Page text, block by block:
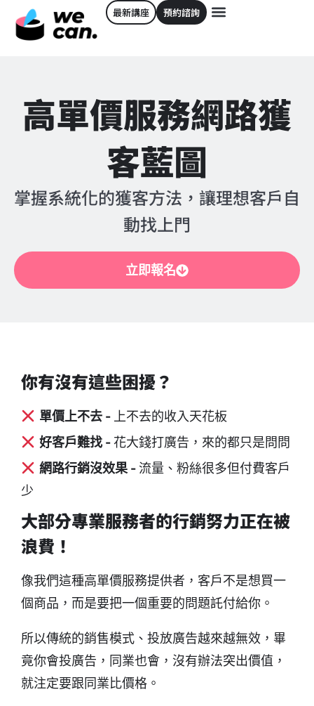
最新講座 預約諮詢
高單價服務網路獲
客藍圖
掌握系統化的獲客方法，讓理想客戶自
動找上門
立即報名
你有沒有這些困擾？
單價上不去 -
上不去的收入天花板
好客戶難找 -花大錢打廣告，來的都只是問問
網路行銷沒效果 - 流量、粉絲很多但付費客戶
少
大部分專業服務者的行銷努力正在被
浪費 ！
像我們這種高單價服務提供者，客戶不是想買一
個商品，而是要把一個重要的問題託付給你。
所以傳統的銷售模式、投放廣告越來越無效，畢
竟你會投廣告，同業也會，沒有辦法突出價值，
就注定要跟同業比價格。